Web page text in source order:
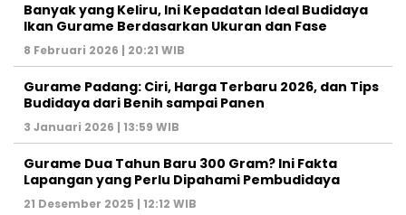
Banyak yang Keliru, Ini Kepadatan Ideal Budidaya
Ikan Gurame Berdasarkan Ukuran dan Fase
8 Februari 2026 | 20:21 WIB
Gurame Padang: Ciri, Harga Terbaru 2026, dan Tips
Budidaya dari Benih sampai Panen
3 Januari 2026 | 13:59 WIB
Gurame Dua Tahun Baru 300 Gram? Ini Fakta
Lapangan yang Perlu Dipahami Pembudidaya
21 Desember 2025 | 12:12 WIB